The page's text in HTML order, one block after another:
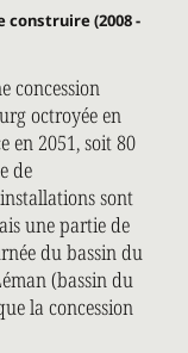
construire (2008 -
concession
octroyée en
en 2051, soit 80
de
sont
une partie de
du bassin du
(bassin du
la concession